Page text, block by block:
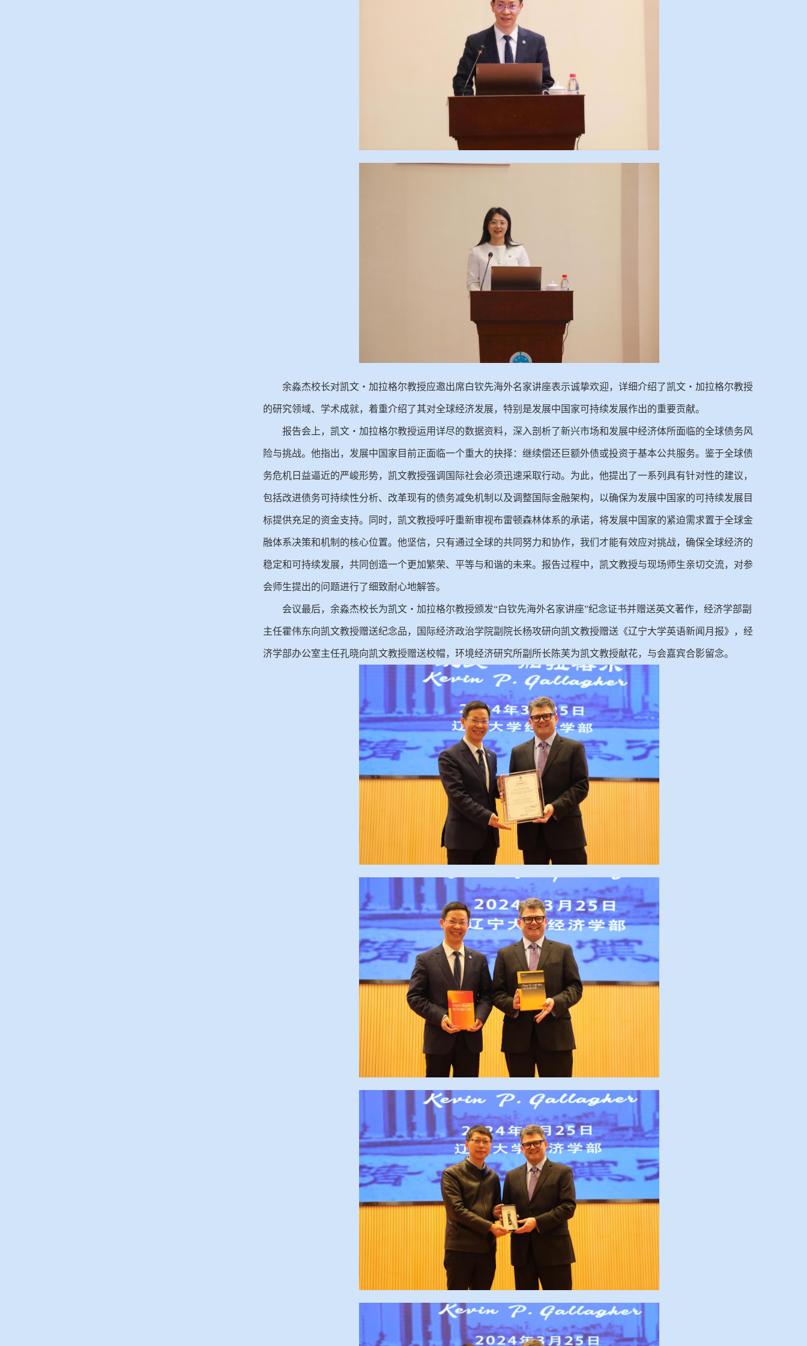
余淼杰校长对凯文・加拉格尔教授应邀出席白钦先海外名家讲座表示诚挚欢迎，详细介绍了凯文・加拉格尔教授
的研究领域、学术成就，着重介绍了其对全球经济发展，特别是发展中国家可持续发展作出的重要贡献。
报告会上，凯文・加拉格尔教授运用详尽的数据资料，深入剖析了新兴市场和发展中经济体所面临的全球债务风
险与挑战。他指出，发展中国家目前正面临一个重大的抉择：继续偿还巨额外债或投资于基本公共服务。鉴于全球债
务危机日益逼近的严峻形势，凯文教授强调国际社会必须迅速采取行动。为此，他提出了一系列具有针对性的建议，
包括改进债务可持续性分析、改革现有的债务减免机制以及调整国际金融架构，以确保为发展中国家的可持续发展目
标提供充足的资金支持。同时，凯文教授呼吁重新审视布雷顿森林体系的承诺，将发展中国家的紧迫需求置于全球金
融体系决策和机制的核心位置。他坚信，只有通过全球的共同努力和协作，我们才能有效应对挑战，确保全球经济的
稳定和可持续发展，共同创造一个更加繁荣、平等与和谐的未来。报告过程中，凯文教授与现场师生亲切交流，对参
会师生提出的问题进行了细致耐心地解答。
会议最后，余淼杰校长为凯文・加拉格尔教授颁发“白钦先海外名家讲座”纪念证书并赠送英文著作，经济学部副
主任霍伟东向凯文教授赠送纪念品，国际经济政治学院副院长杨攻研向凯文教授赠送《辽宁大学英语新闻月报》，经
济学部办公室主任孔晓向凯文教授赠送校帽，环境经济研究所副所长陈芙为凯文教授献花，与会嘉宾合影留念。